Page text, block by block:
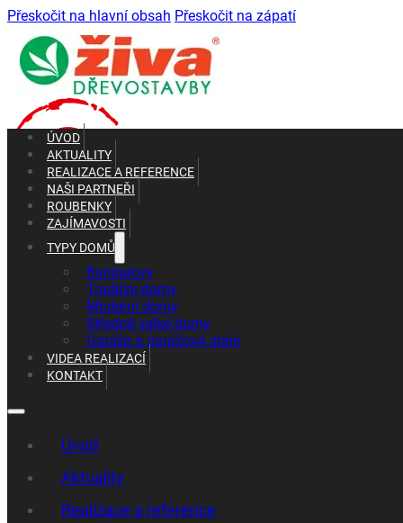
Přeskočit na hlavní obsah Přeskočit na zápatí
+420 602 661 287
+420 465 637 010
ÚVOD
AKTUALITY
REALIZACE A REFERENCE
NAŠI PARTNEŘI
ROUBENKY
ZAJÍMAVOSTI
TYPY DOMŮ
Bungalovy
Tradiční domy
Moderní domy
Středně velké domy
Garáže a garážová stáni
VIDEA REALIZACÍ
KONTAKT
Úvod
Aktuality
Realizace a reference